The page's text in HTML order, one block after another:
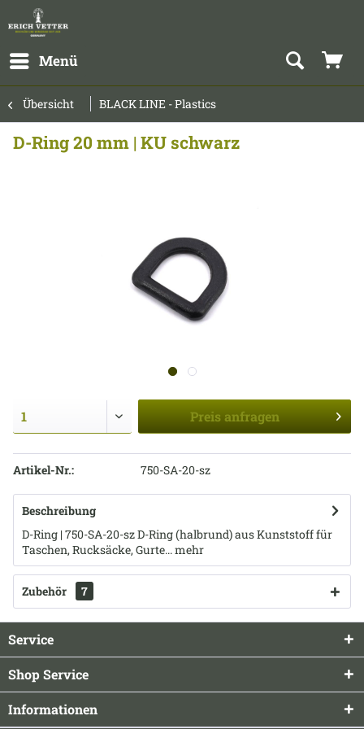
Menü
Übersicht BLACK LINE - Plastics
D-Ring 20 mm | KU schwarz
Preis anfragen
Artikel-Nr.: 750-SA-20-sz
Beschreibung
D-Ring | 750-SA-20-sz D-Ring (halbrund) aus Kunststoff für
Taschen, Rucksäcke, Gurte...mehr
Zubehör 7
Service
Shop Service
Informationen